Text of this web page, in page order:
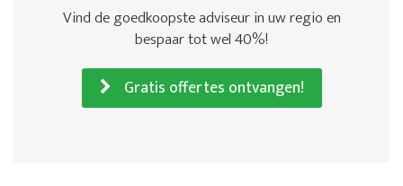
Vind de goedkoopste adviseur in uw regio en
bespaar tot wel 40%!
Gratis offertes ontvangen!